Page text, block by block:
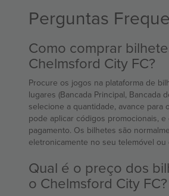
Perguntas
Como comprar
Chelmsford City FC?
Procure os jogos na plataforma de
lugares (Bancada Principal, Bancada
selecione a quantidade, avance para
pode aplicar códigos promocionais, e
pagamento. Os bilhetes são
eletronicamente no seu telemóvel ou
Qual é o preço dos
o Chelmsford City FC?